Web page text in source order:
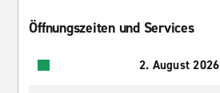
Öffnungszeiten und Services
2. August 2026